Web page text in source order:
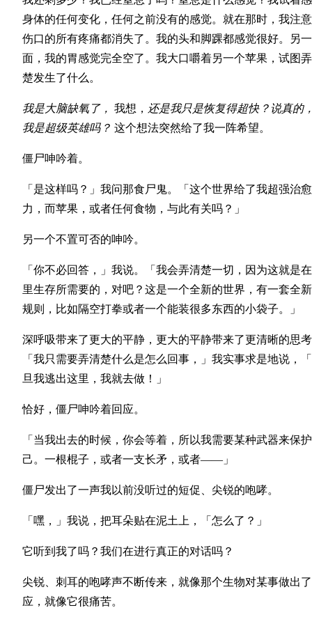
身体的任何变化，任何之前没有的感觉。就在那时，我注
伤口的所有疼痛都消失了。我的头和脚踝都感觉很好。另
面，我的胃感觉完全空了。我大口嚼着另一个苹果，试图
楚发生了什么。
我是大脑缺氧了， 我想， 还是我只是恢复得超快？说真的
我是超级英雄吗？ 这个想法突然给了我一阵希望。
僵尸呻吟着。
「是这样吗？」我问那食尸鬼。「这个世界给了我超强治
力，而苹果，或者任何食物，与此有关吗？」
另一个不置可否的呻吟。
「你不必回答，」我说。「我会弄清楚一切，因为这就是
里生存所需要的，对吧？这是一个全新的世界，有一套全
规则，比如隔空打拳或者一个能装很多东西的小袋子。」
深呼吸带来了更大的平静，更大的平静带来了更清晰的思
「我只需要弄清楚什么是怎么回事，」我实事求是地说，
旦我逃出这里，我就去做！」
恰好，僵尸呻吟着回应。
「当我出去的时候，你会等着，所以我需要某种武器来保
己。一根棍子，或者一支长矛，或者——」
僵尸发出了一声我以前没听过的短促、尖锐的咆哮。
「嘿，」我说，把耳朵贴在泥土上，「怎么了？」
它听到我了吗？我们在进行真正的对话吗？
尖锐、刺耳的咆哮声不断传来，就像那个生物对某事做出
应，就像它很痛苦。